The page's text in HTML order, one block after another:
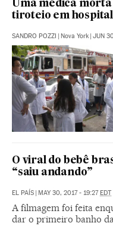
Uma médica
tiroteio em hospital
SANDRO POZZI Nova York JUN
O viral do bebê
“saiu andando”
EL PAÍS MAY 30, 2017 - 19:27 EDT
A filmagem foi feita
dar o primeiro banho